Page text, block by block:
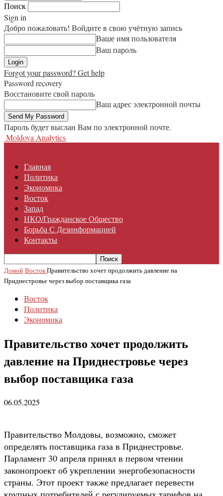
Поиск
Sign in
Добро пожаловать! Войдите в свою учётную запись
Ваше имя пользователя
Ваш пароль
Forgot your password? Get help
Password recovery
Восстановите свой пароль
Ваш адрес электронной почты
Пароль будет выслан Вам по электронной почте.
Moldova Analytics
Главная
Политика
Экономика
Восток
Запад
НКО/гражданское Общество
Борьба С Дезинформацией
Контакты
Домой ВостокПравительство хочет продолжить давление на
Приднестровье через выбор поставщика газа
Восток
Политика
Экономика
Правительство хочет продолжить
давление на Приднестровье через
выбор поставщика газа
06.05.2025
Правительство Молдовы, возможно, сможет
определять поставщика газа в Приднестровье.
Парламент 30 апреля принял в первом чтении
законопроект об укреплении энергобезопасности
страны. Этот проект также предлагает перевести